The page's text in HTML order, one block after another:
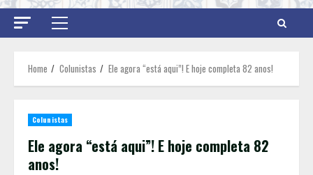
Primary
Home Colunistas Ele agora “está aqui”! E hoje completa 82 anos!
Colunistas
Ele agora “está aqui”! E hoje completa 82
anos!